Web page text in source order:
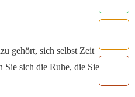
gehört, sich selbst Zeit
Sie sich die Ruhe, die Sie